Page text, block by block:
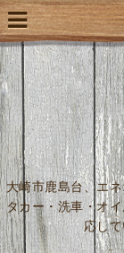
大崎市鹿島台、エ
タカー・洗車・オ
応し